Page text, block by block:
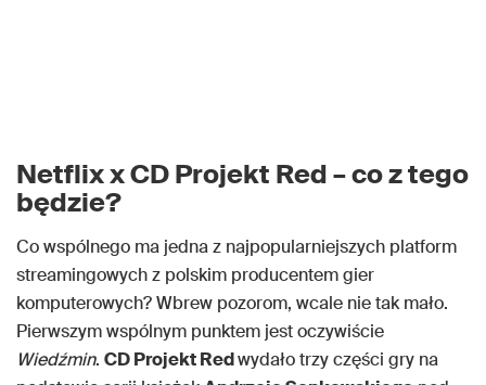
Netflix x CD Projekt Red – co z tego
będzie?
Co wspólnego ma jedna z najpopularniejszych platform
streamingowych z polskim producentem gier
komputerowych? Wbrew pozorom, wcale nie tak mało.
Pierwszym wspólnym punktem jest oczywiście
Wiedźmin. CD Projekt Redwydało trzy części gry na